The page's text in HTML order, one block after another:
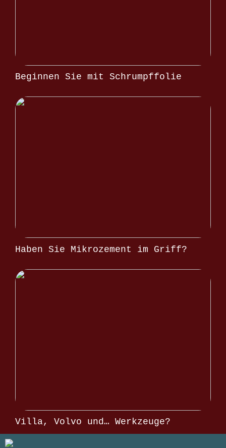
Beginnen Sie mit Schrumpffolie
Haben Sie Mikrozement im Griff?
Villa, Volvo und… Werkzeuge?